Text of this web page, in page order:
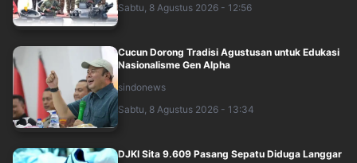
Sabtu, 8 Agustus 2026 - 12:56
Cucun Dorong Tradisi Agustusan untuk Edukasi
Nasionalisme Gen Alpha
sindonews
Sabtu, 8 Agustus 2026 - 13:34
DJKI Sita 9.609 Pasang Sepatu Diduga Langgar